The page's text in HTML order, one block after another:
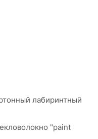
лабиринтный
"paint